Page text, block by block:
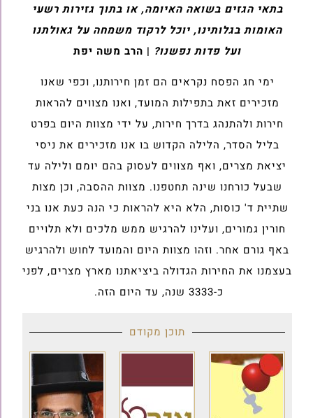
בתאי הגזים בשואה האיומה, או בתוך גזירות רשעי
האומות בגלותינו, יוכל לרקוד משמחה על גאולתנו
ועל פדות נפשנו? | הרב משה יפת
ימי חג הפסח נקראים הם זמן חירותנו, וכפי שאנו
מזכירים זאת בתפילות המועד, ואנו מצווים להראות
חירות ולהתנהג בדרך חירות, על ידי מצוות היום בפרט
בליל הסדר, הלילה הקדוש בו אנו מזכירים את ניסי
יציאת מצרים, ואף מצווים לעסוק בהם יומם ולילה עד
שבעל כורחנו שינה תחטפנו. מצוות ההסבה, וכן מצות
שתיית ד' כוסות, הלא היא להראות כי הנה כעת אנו בני
חורין גמורים, ועלינו להרגיש ממש מלכים ולא תלויים
באף גורם אחר. וזהו מצוות היום והמועד לחוש ולהרגיש
בעצמנו את החירות הגדולה ביציאתנו מארץ מצרים, לפני
כ-3333 שנה, עד היום הזה.
תוכן מקודם